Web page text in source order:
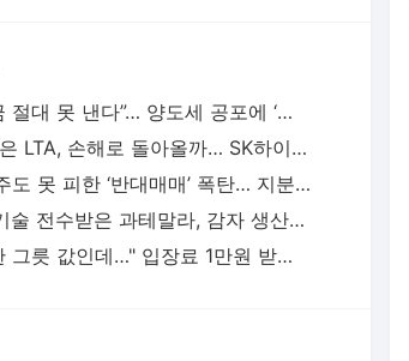
“그 세금 절대 못 낸다”… 양도세 공포에 ‘제자리 갈아타기·교환 매매’ 꿈틀
먼저 맺은 LTA, 손해로 돌아올까… SK하이닉스, HBM 선점의 기회비용
최대주주도 못 피한 ‘반대매매’ 폭탄… 지분율 42%에서 18%로 추락
K-농업기술 전수받은 과테말라, 감자 생산성 21.9% 올랐다
"국밥 한 그릇 값인데…" 입장료 1만원 받고 다 퍼주는 축제